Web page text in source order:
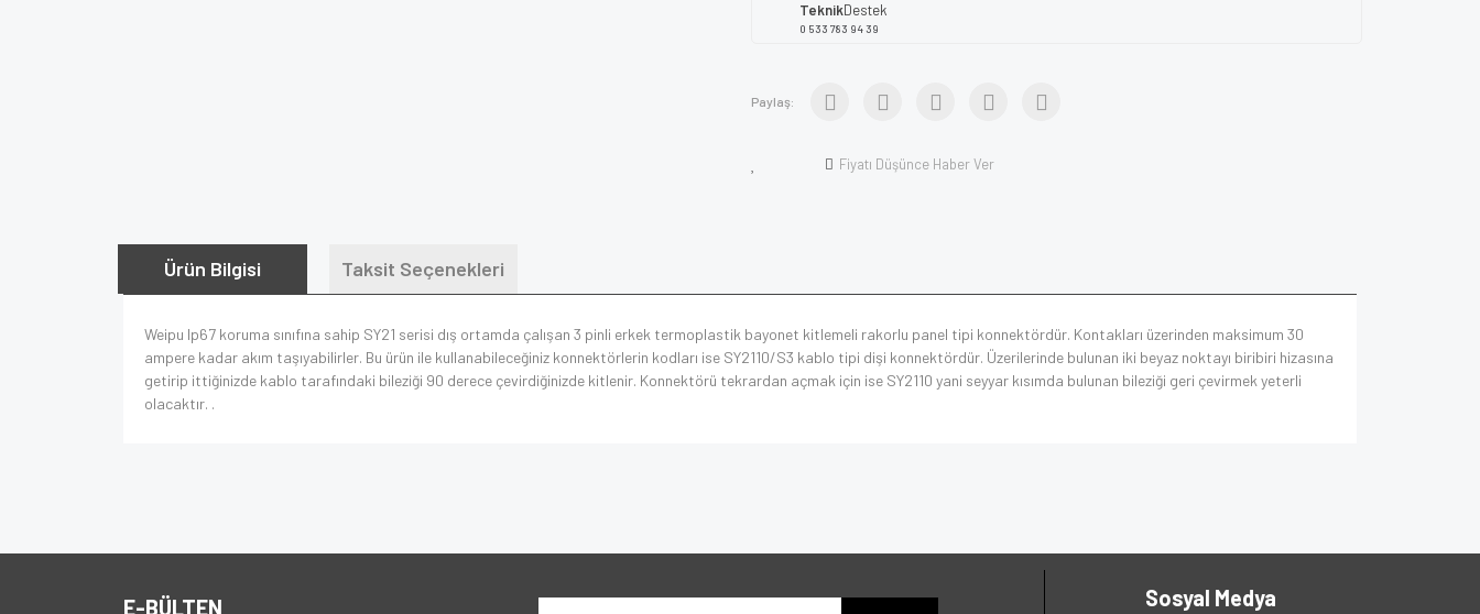
TeknikDestek
0 533 783 94 39
Paylaş:
Fiyatı Düşünce Haber Ver
Ürün Bilgisi Taksit Seçenekleri
Weipu Ip67 koruma sınıfına sahip SY21 serisi dış ortamda çalışan 3 pinli erkek termoplastik bayonet kitlemeli rakorlu panel tipi konnektördür. Kontakları üzerinden maksimum 30
ampere kadar akım taşıyabilirler. Bu ürün ile kullanabileceğiniz konnektörlerin kodları ise SY2110/S3 kablo tipi dişi konnektördür. Üzerilerinde bulunan iki beyaz noktayı biribiri hizasına
getirip ittiğinizde kablo tarafındaki bileziği 90 derece çevirdiğinizde kitlenir. Konnektörü tekrardan açmak için ise SY2110 yani seyyar kısımda bulunan bileziği geri çevirmek yeterli
olacaktır. .
E-BÜLTEN Sosyal Medya